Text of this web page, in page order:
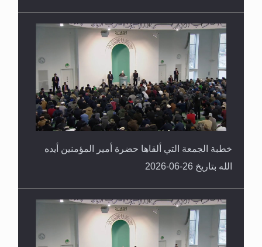
خطبة الجمعة التي ألقاها حضرة أمير المؤمنين أيده
الله بتاريخ 26-06-2026